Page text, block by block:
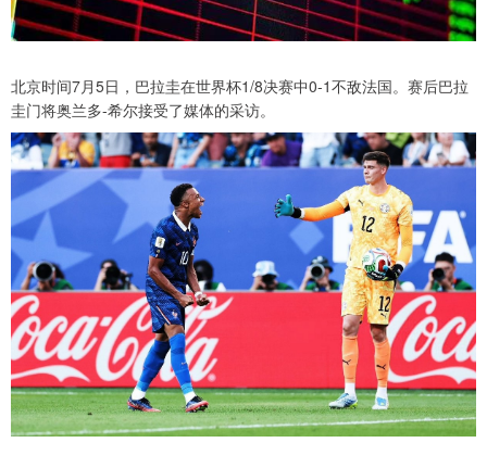
北京时间7月5日，巴拉圭在世界杯1/8决赛中0-1不敌法国。赛后巴拉
圭门将奥兰多-希尔接受了媒体的采访。